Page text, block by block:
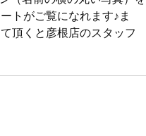
トがご覧になれます♪ま
頂くと彦根店のスタッフ